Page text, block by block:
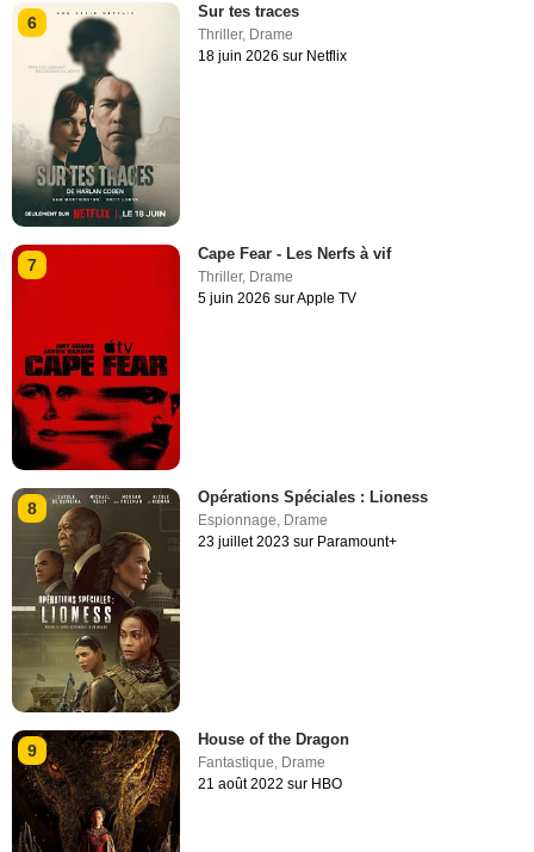
6
Sur tes traces
Thriller, Drame
18 juin 2026 sur Netflix
7
Cape Fear - Les Nerfs à vif
Thriller, Drame
5 juin 2026 sur Apple TV
8
Opérations Spéciales : Lioness
Espionnage Drame
23 juillet 2023 sur Paramount+
9
House of the Dragon
Fantastique, Drame
21 août 2022 sur HBO